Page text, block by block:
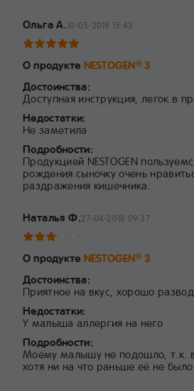
Ольга А.10-05-2018 15:43
О продукте NESTOGEN®3
Достоинства:
Доступная инструкция, легок в
Недостатки:
Не заметила
Подробности:
Продукцией NESTOGEN
рождения.сыночку очень
раздражения кишечника.
Наталья Ф.27-04-2018 09:37
О продукте NESTOGEN®3
Достоинства:
Приятное на вкус, хорошо
Недостатки:
У малыша аллергия на него
Подробности:
Моему малышу не подошло, т.к.
хотя ни на что раньше её не было